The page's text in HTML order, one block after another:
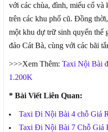
với các chùa, đình, miếu cổ và
trên các khu phố cũ. Đồng
một khu dự trữ sinh quyển thế
đảo Cát Bà, cùng với các bãi
>>>Xem Thêm: Taxi Nội Bài
1.200K
* Bài Viết Liên Quan:
Taxi Đi Nội Bài 4 chỗ Giá
Taxi Đi Nội Bài 7 Chỗ Giá